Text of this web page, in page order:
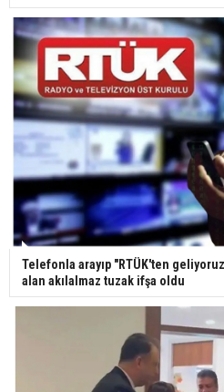
Yerli turist
yaptı
Gazze'deki
pençesinde 2
Telefonla arayıp "RTÜK'ten
alan akılalmaz tuzak ifşa oldu